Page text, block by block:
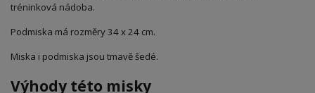
tréninková nádoba.
Podmiska má rozměry 34 x 24 cm.
Miska i podmiska jsou tmavě šedé.
Výhody této misky